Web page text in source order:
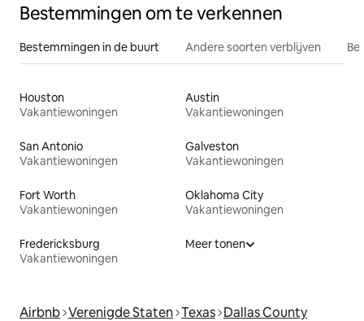
Bestemmingen om te verkennen
Bestemmingen in de buurt Andere soorten verblijven
Houston
Vakantiewoningen
Austin
Vakantiewoningen
San Antonio
Vakantiewoningen
Galveston
Vakantiewoningen
Fort Worth
Vakantiewoningen
Oklahoma City
Vakantiewoningen
Fredericksburg
Vakantiewoningen
Meer tonen
Airbnb Verenigde Staten Texas Dallas County